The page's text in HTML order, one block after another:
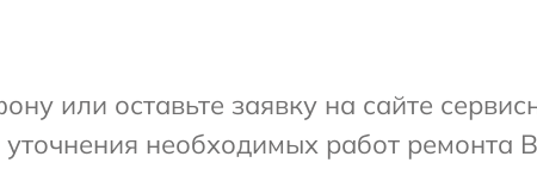
или оставьте заявку на сайте
необходимых работ ремонта